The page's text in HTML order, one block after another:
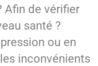
Afin de vérifier
santé ?
ou en
inconvénients